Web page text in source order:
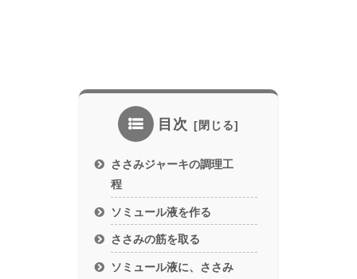
目次
ささみジャーキの調理工
程
ソミュール液を作る
ささみの筋を取る
ソミュール液に、ささみ